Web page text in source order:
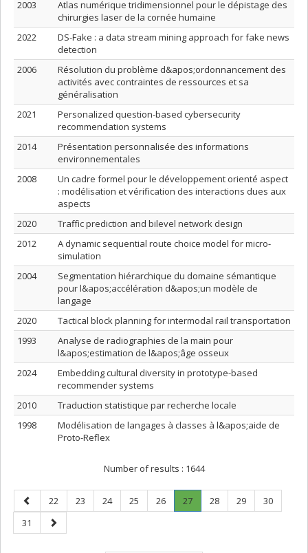
2003
Atlas numérique tridimensionnel pour le dépistage des
chirurgies laser de la cornée humaine
2022
DS-Fake : a data stream mining approach for fake news
detection
2006
Résolution du problème d&apos;ordonnancement des
activités avec contraintes de ressources et sa
généralisation
2021
Personalized question-based cybersecurity
recommendation systems
2014
Présentation personnalisée des informations
environnementales
2008
Un cadre formel pour le développement orienté aspect
: modélisation et vérification des interactions dues aux
aspects
2020
Traffic prediction and bilevel network design
2012
A dynamic sequential route choice model for micro-
simulation
2004
Segmentation hiérarchique du domaine sémantique
pour l&apos;accélération d&apos;un modèle de
langage
2020
Tactical block planning for intermodal rail transportation
1993
Analyse de radiographies de la main pour
l&apos;estimation de l&apos;âge osseux
2024
Embedding cultural diversity in prototype-based
recommender systems
2010
Traduction statistique par recherche locale
1998
Modélisation de langages à classes à l&apos;aide de
Proto-Reflex
Number of results : 1644
Previous
page
Page
22 Page
23 Page
24 Page
25 Page
26 Page
27.
Current
Page
28 Page
29 Page
30
Page
31
Next
page